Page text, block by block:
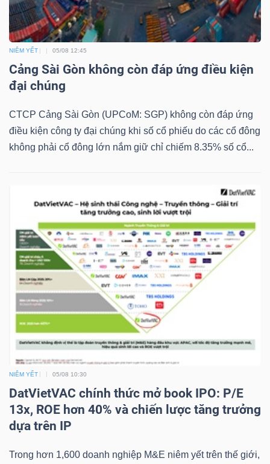
NIÊM YẾT 05/08 12:45
Cảng Sài Gòn không còn đáp ứng điều kiện
đại chúng
CTCP Cảng Sài Gòn (UPCoM: SGP) không còn đáp ứng
điều kiện công ty đại chúng khi số cổ phiếu do các cổ đông
không phải cổ đông lớn nắm giữ chỉ chiếm 8.35% số cổ...
NIÊM YẾT 05/08 10:30
DatVietVAC chính thức mở book IPO: P/E
13x, ROE hơn 40% và chiến lược tăng trưởng
dựa trên IP
Trong hơn 1,600 doanh nghiệp M&E niêm yết trên thế giới,
VS-
SECTOR
NĂNG
LƯỢNG
NGUYÊN
VẬT
LIỆU
CÔNG
NGHIỆP
DÙNG
THIẾT